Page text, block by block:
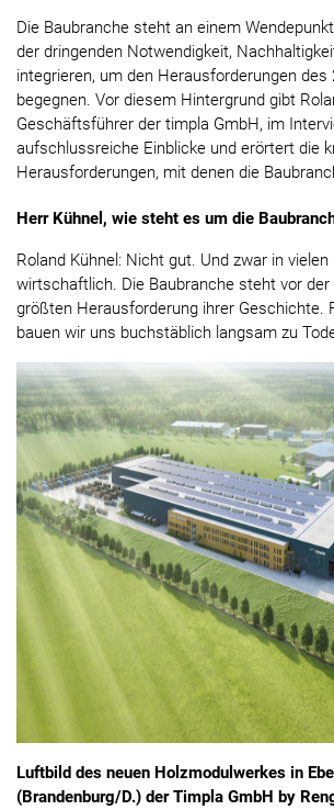
Die Baubranche steht an einem
der dringenden Notwendigkeit,
integrieren, um den Herausforderungen
begegnen. Vor diesem Hintergrund gibt
Geschäftsführer der timpla GmbH, im
aufschlussreiche Einblicke und erörtert die
Herausforderungen, mit denen die
Herr Kühnel, wie steht es um die
Roland Kühnel: Nicht gut. Und zwar in
wirtschaftlich. Die Baubranche steht vor
größten Herausforderung ihrer Geschichte.
bauen wir uns buchstäblich langsam zu
Luftbild des neuen Holzmodulwerkes in
(Brandenburg/D.) der Timpla GmbH by